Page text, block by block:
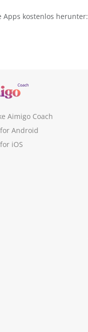
Apps kostenlos herunter:
Aimigo Coach
Android
iOS